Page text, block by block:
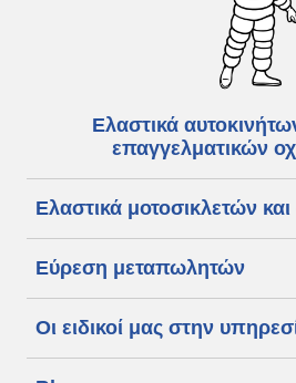
Ελαστικά
επαγγελματικών
Ελαστικά μοτοσικλετών
Εύρεση μεταπωλητών
Οι ειδικοί μας στην